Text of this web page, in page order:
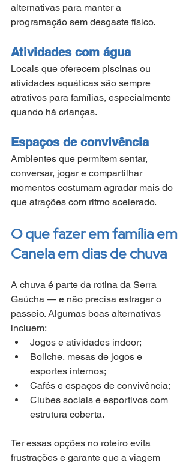
alternativas para manter a
programação sem desgaste físico.
Atividades com água
Locais que oferecem piscinas ou
atividades aquáticas são sempre
atrativos para famílias, especialmente
quando há crianças.
Espaços de convivência
Ambientes que permitem sentar,
conversar, jogar e compartilhar
momentos costumam agradar mais do
que atrações com ritmo acelerado.
O que fazer em família em
Canela em dias de chuva
A chuva é parte da rotina da Serra
Gaúcha — e não precisa estragar o
passeio. Algumas boas alternativas
incluem:
Jogos e atividades indoor;
Boliche, mesas de jogos e
esportes internos;
Cafés e espaços de convivência;
Clubes sociais e esportivos com
estrutura coberta.
Ter essas opções no roteiro evita
frustrações e garante que a viagem